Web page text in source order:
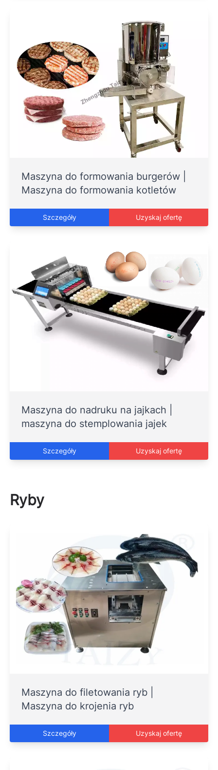
Maszyna do formowania burgerów |
Maszyna do formowania kotletów
Szczegóły Uzyskaj ofertę
Maszyna do nadruku na jajkach |
maszyna do stemplowania jajek
Szczegóły Uzyskaj ofertę
Ryby
Maszyna do filetowania ryb |
Maszyna do krojenia ryb
Szczegóły Uzyskaj ofertę